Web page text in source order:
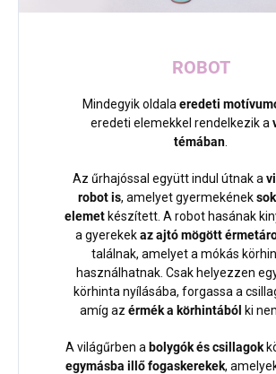
ROBOT
Mindegyik oldalaeredeti
eredeti elemekkel rendelkezik a
témában.
Az űrhajóssal együtt indul útnak a
robot is, amelyet gyermekének
elemetkészített. A robot hasának
a gyerekekaz ajtó mögött
találnak, amelyet a mókás
használhatnak. Csak helyezzen
körhinta nyílásába, forgassa a
amíg az érmék a körhintából ki
A világűrben a bolygók és csillagok
egymásba illő fogaskerekek,